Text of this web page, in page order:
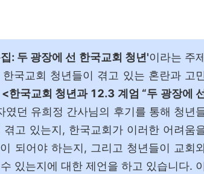
: 두 광장에 선 한국교회 청년'이라는 주
국교회 청년들이 겪고 있는 혼란과 고민
<한국교회 청년과 12.3 계엄 “두 광장에 선
였던 유희정 간사님의 후기를 통해 청년
고 있는지, 한국교회가 이러한 어려움
되어야 하는지, 그리고 청년들이 교회
있는지에 대한 제언을 하고 있습니다. 이